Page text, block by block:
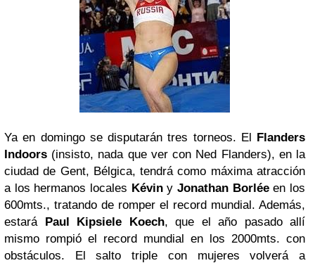
Ya en domingo se disputarán tres torneos. El Flanders
Indoors (insisto, nada que ver con Ned Flanders), en la
ciudad de Gent, Bélgica, tendrá como máxima atracción
a los hermanos locales KévinyJonathan Borléeen los
600mts., tratando de romper el record mundial. Además,
estará Paul Kipsiele Koech, que el año pasado allí
mismo rompió el record mundial en los 2000mts. con
obstáculos. El salto triple con mujeres volverá a